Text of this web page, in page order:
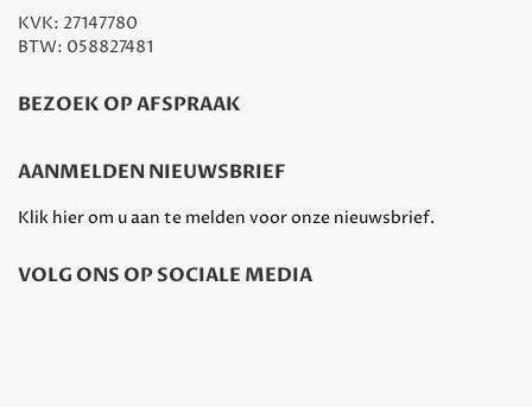
KVK: 27147780
BTW: 058827481
BEZOEK OP AFSPRAAK
AANMELDEN NIEUWSBRIEF
Klik hier om u aan te melden voor onze nieuwsbrief.
VOLG ONS OP SOCIALE MEDIA